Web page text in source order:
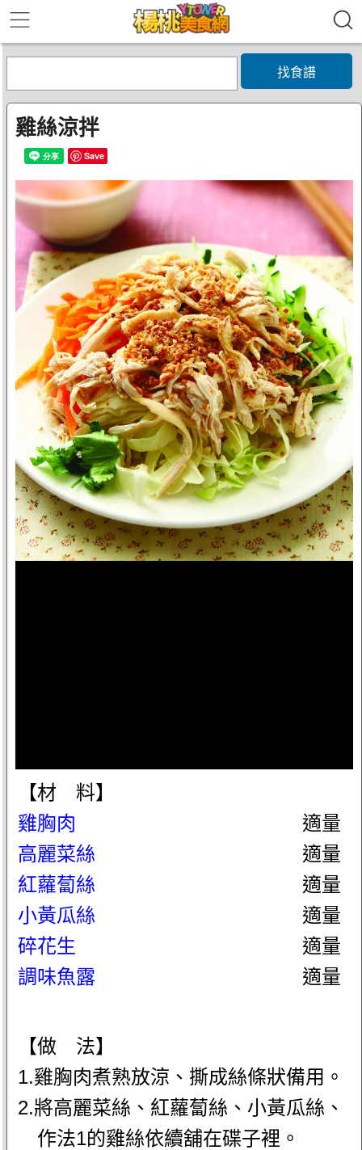
找食譜
雞絲涼拌
Save
【材 料】
雞胸肉
適量
高麗菜絲
適量
紅蘿蔔絲
適量
小黃瓜絲
適量
碎花生
適量
調味魚露
適量
【做 法】
1.雞胸肉煮熟放涼、撕成絲條狀備用。
2.將高麗菜絲、紅蘿蔔絲、小黃瓜絲、
作法1的雞絲依續舖在碟子裡。